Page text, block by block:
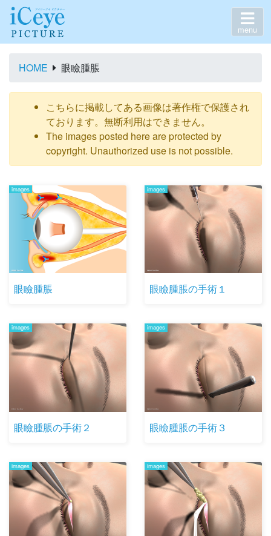
menu
HOME 眼瞼腫脹
こちらに掲載してある画像は著作権で保護され
ております。無断利用はできません。
The images posted here are protected by
copyright. Unauthorized use is not possible.
images
眼瞼腫脹
images
眼瞼腫脹の手術１
images
眼瞼腫脹の手術２
images
眼瞼腫脹の手術３
images images